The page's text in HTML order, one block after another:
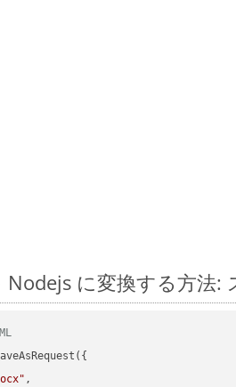
Nodejs に変換する方法
,